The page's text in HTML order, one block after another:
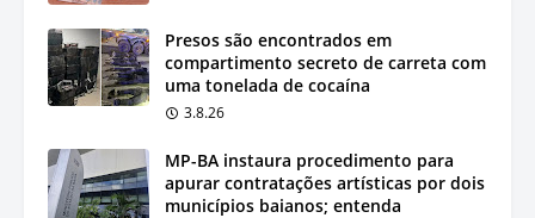
Presos são encontrados em
compartimento secreto de carreta com
uma tonelada de cocaína
3.8.26
MP-BA instaura procedimento para
apurar contratações artísticas por dois
municípios baianos; entenda